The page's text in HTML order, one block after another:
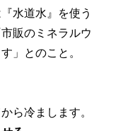
水道水』を使う
販のミネラルウ
」とのこと。
ら冷まします。